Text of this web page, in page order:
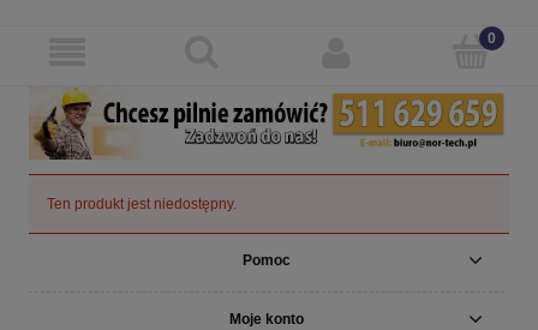
Ten produkt jest niedostępny.
Pomoc
Moje konto